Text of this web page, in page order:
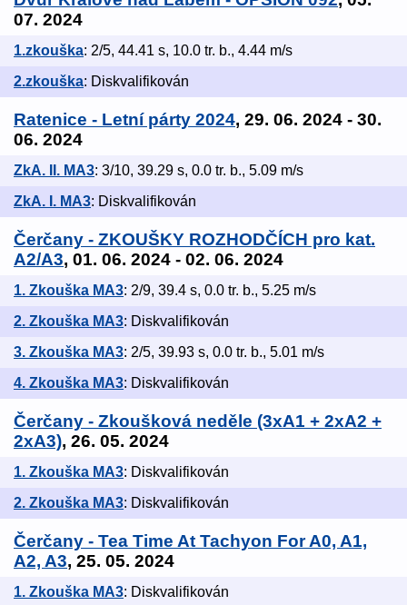
07. 2024
1.zkouška: 2/5, 44.41 s, 10.0 tr. b., 4.44 m/s
2.zkouška: Diskvalifikován
Ratenice - Letní párty 2024, 29. 06. 2024 - 30.
06. 2024
ZkA. II. MA3: 3/10, 39.29 s, 0.0 tr. b., 5.09 m/s
ZkA. I. MA3: Diskvalifikován
Čerčany - ZKOUŠKY ROZHODČÍCH pro kat.
A2/A3, 01. 06. 2024 - 02. 06. 2024
1. Zkouška MA3: 2/9, 39.4 s, 0.0 tr. b., 5.25 m/s
2. Zkouška MA3: Diskvalifikován
3. Zkouška MA3: 2/5, 39.93 s, 0.0 tr. b., 5.01 m/s
4. Zkouška MA3: Diskvalifikován
Čerčany - Zkoušková neděle (3xA1 + 2xA2 +
2xA3), 26. 05. 2024
1. Zkouška MA3: Diskvalifikován
2. Zkouška MA3: Diskvalifikován
Čerčany - Tea Time At Tachyon For A0, A1,
A2, A3, 25. 05. 2024
1. Zkouška MA3: Diskvalifikován